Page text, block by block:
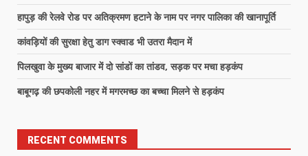
हापुड़ की रेलवे रोड पर अतिक्रमण हटाने के नाम पर नगर पालिका की खानापूर्ति
कांवड़ियों की सुरक्षा हेतु डाग स्क्वाड भी उतरा मैदान में
पिलखुवा के मुख्य बाजार में दो सांडों का तांडव, सड़क पर मचा हड़कंप
बाबूगढ़ की छपकोली नहर में मगरमच्छ का बच्चा मिलने से हड़कंप
RECENT COMMENTS